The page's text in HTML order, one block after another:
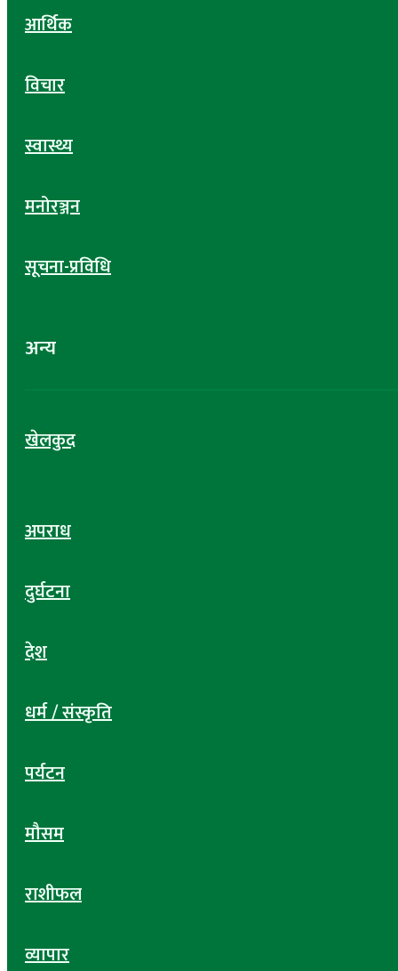
आर्थिक
विचार
स्वास्थ्य
मनोरञ्जन
सूचना-प्रविधि
अन्य
खेलकुद
अपराध
दुर्घटना
देश
धर्म / संस्कृति
पर्यटन
मौसम
राशीफल
व्यापार